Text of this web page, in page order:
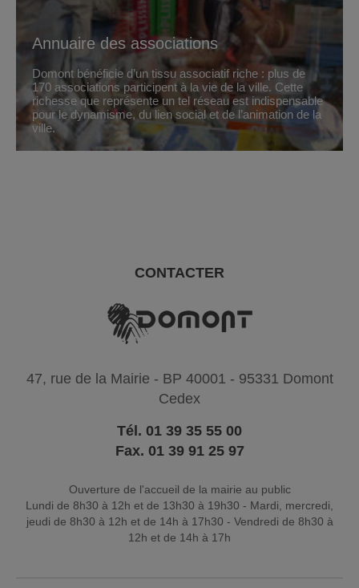
Annuaire des associations
Domont bénéficie d’un tissu associatif riche : plus de
170 associations participent à la vie de la ville. Cette
richesse que représente un tel réseau est indispensable
pour le dynamisme, du lien social et de l’animation de la
ville.
CONTACTER
47, rue de la Mairie - BP 40001 - 95331 Domont
Cedex
Tél. 01 39 35 55 00
Fax. 01 39 91 25 97
Ouverture de l'accueil de la mairie au public
Lundi de 8h30 à 12h et de 13h30 à 19h30 - Mardi, mercredi,
jeudi de 8h30 à 12h et de 14h à 17h30 - Vendredi de 8h30 à
12h et de 14h à 17h